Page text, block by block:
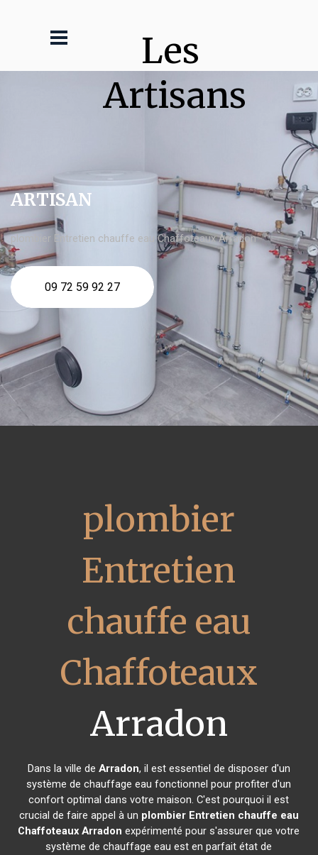
Les
Artisans
ARTISAN
plombier Entretien chauffe eau Chaffoteaux Arradon
09 72 59 92 27
plombier
Entretien
chauffe eau
Chaffoteaux
Arradon
Dans la ville de Arradon, il est essentiel de disposer d'un
système de chauffage eau fonctionnel pour profiter d'un
confort optimal dans votre maison. C'est pourquoi il est
crucial de faire appel à un plombier Entretien chauffe eau
Chaffoteaux Arradon expérimenté pour s'assurer que votre
système de chauffage eau est en parfait état de